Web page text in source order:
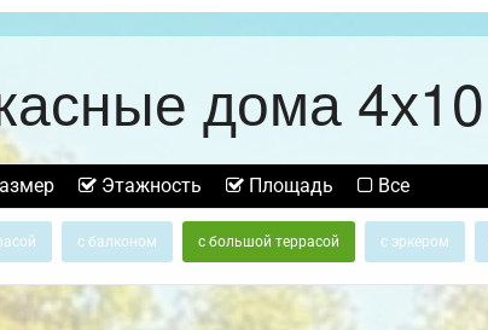
дома
Этажность Площадь Все
с балконом с большой террасой с эркером